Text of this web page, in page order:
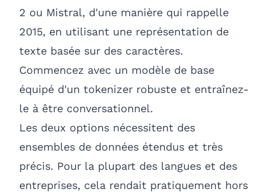
2 ou Mistral, d'une manière qui rappelle
2015, en utilisant une représentation de
texte basée sur des caractères.
Commencez avec un modèle de base
équipé d'un tokenizer robuste et entraînez-
le à être conversationnel.
Les deux options nécessitent des
ensembles de données étendus et très
précis. Pour la plupart des langues et des
entreprises, cela rendait pratiquement hors